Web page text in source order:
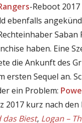
-Reboot
ebenfalls
Saban
haben. Eine
die Ankunft des
ersten Sequel an.
ein Problem:
2017 kurz nach den
das Biest, Logan –